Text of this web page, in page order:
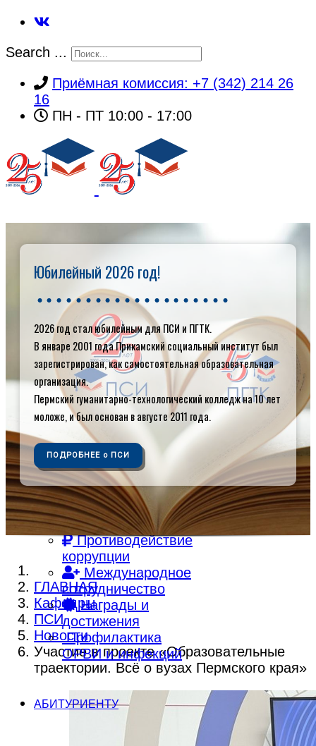
Search ...
Приёмная комиссия: +7 (342) 214 26
16
ПН - ПТ 10:00 - 17:00
ГЛАВНАЯ
Об институте
Контакты
Кафедры
Библиотека
Электронная
библиотека
Электронная
образовательная
среда
Внутренняя
система оценки
качества
образования
Противодействие
коррупции
Международное
сотрудничество
Награды и
достижения
Профилактика
ОРВИ и инфекций
АБИТУРИЕНТУ
Юбилейный 2026 год!
2026 год стал юбилейным для ПСИ и ПГТК.
В январе 2001 года Прикамский социальный институт был
зарегистрирован, как самостоятельная образовательная
организация.
Пермский гуманитарно-технологический колледж на 10 лет
моложе, и был основан в августе 2011 года.
ПОДРОБНЕЕ о ПСИ
ГЛАВНАЯ
Кафедры
ПСИ
Новости
Участие в проекте «Образовательные
траектории. Всё о вузах Пермского края»